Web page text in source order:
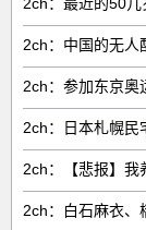
2ch：日本札幌民
2ch：【悲报】我
2ch：白石麻衣、